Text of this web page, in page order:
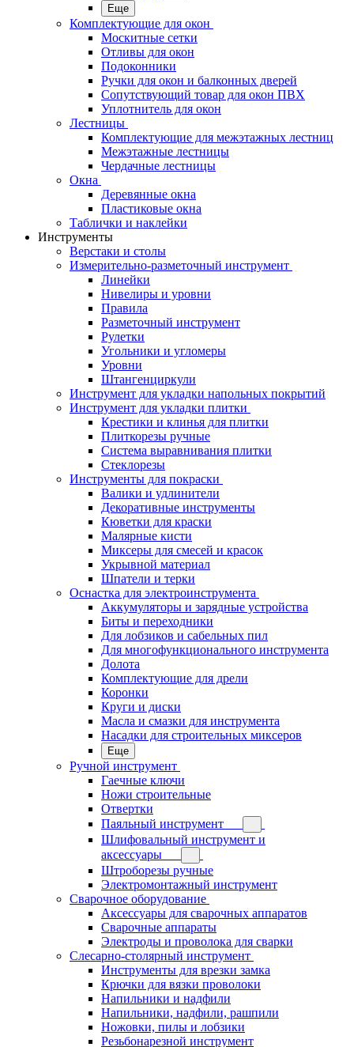
Еще
Комплектующие для окон
Москитные сетки
Отливы для окон
Подоконники
Ручки для окон и балконных дверей
Сопутствующий товар для окон ПВХ
Уплотнитель для окон
Лестницы
Комплектующие для межэтажных лестниц
Межэтажные лестницы
Чердачные лестницы
Окна
Деревянные окна
Пластиковые окна
Таблички и наклейки
Инструменты
Верстаки и столы
Измерительно-разметочный инструмент
Линейки
Нивелиры и уровни
Правила
Разметочный инструмент
Рулетки
Угольники и угломеры
Уровни
Штангенциркули
Инструмент для укладки напольных покрытий
Инструмент для укладки плитки
Крестики и клинья для плитки
Плиткорезы ручные
Система выравнивания плитки
Стеклорезы
Инструменты для покраски
Валики и удлинители
Декоративные инструменты
Кюветки для краски
Малярные кисти
Миксеры для смесей и красок
Укрывной материал
Шпатели и терки
Оснастка для электроинструмента
Аккумуляторы и зарядные устройства
Биты и переходники
Для лобзиков и сабельных пил
Для многофункционального инструмента
Долота
Комплектующие для дрели
Коронки
Круги и диски
Масла и смазки для инструмента
Насадки для строительных миксеров
Еще
Ручной инструмент
Гаечные ключи
Ножи строительные
Отвертки
Паяльный инструмент
Шлифовальный инструмент и
аксессуары
Штроборезы ручные
Электромонтажный инструмент
Сварочное оборудование
Аксессуары для сварочных аппаратов
Сварочные аппараты
Электроды и проволока для сварки
Слесарно-столярный инструмент
Инструменты для врезки замка
Крючки для вязки проволоки
Напильники и надфили
Напильники, надфили, рашпили
Ножовки, пилы и лобзики
Резьбонарезной инструмент